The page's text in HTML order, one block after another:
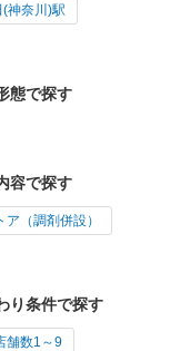
(神奈川)駅
態で探す
容で探す
ア（調剤併設）
り条件で探す
舗数1～9